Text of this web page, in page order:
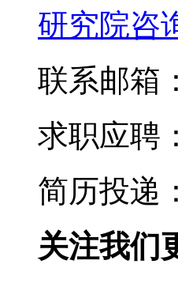
研究院咨
联系邮箱：
求职应聘
简历投递：
关注我们